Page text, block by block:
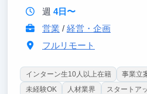
そんな方にぴったりのポジショ
施策の背景にある考え方や、
る方法を実践的に学べます。
週 4日〜
営業 / 経営・企画
フルリモート
インターン生10人以上在籍 事業立
未経験OK
人材業界 スタートア